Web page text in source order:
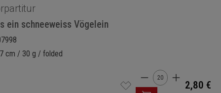
ein schneeweiss Vögelein
cm / 30 g / folded
Cantidad del
2,80 €